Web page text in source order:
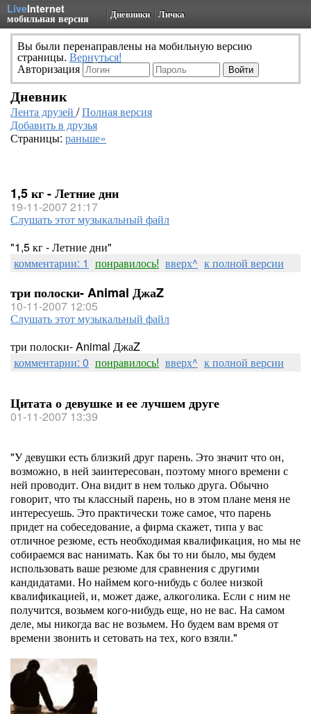
LiveInternet
мобильная версия Дневники Личка
Вы были перенаправлены на мобильную версию
страницы. Вернуться!
Авторизация
Дневник
Лента друзей /Полная версия
Добавить в друзья
Страницы: раньше»
1,5 кг - Летние дни
19-11-2007 21:17
Слушать этот музыкальный файл
"1,5 кг - Летние дни"
комментарии: 1 понравилось! вверх^ к полной версии
три полоски- Animal ДжаZ
10-11-2007 12:05
Слушать этот музыкальный файл
три полоски- Animal ДжаZ
комментарии: 0 понравилось! вверх^ к полной версии
Цитата о девушке и ее лучшем друге
01-11-2007 13:39
"У девушки есть близкий друг парень. Это значит что он,
возможно, в ней заинтересован, поэтому много времени с
ней проводит. Она видит в нем только друга. Обычно
говорит, что ты классный парень, но в этом плане меня не
интересуешь. Это практически тоже самое, что парень
придет на собеседование, а фирма скажет, типа у вас
отличное резюме, есть необходимая квалификация, но мы не
собираемся вас нанимать. Как бы то ни было, мы будем
использовать ваше резюме для сравнения с другими
кандидатами. Но наймем кого-нибудь с более низкой
квалификацией, и, может даже, алкоголика. Если с ним не
получится, возьмем кого-нибудь еще, но не вас. На самом
деле, мы никогда вас не возьмем. Но будем вам время от
времени звонить и сетовать на тех, кого взяли."